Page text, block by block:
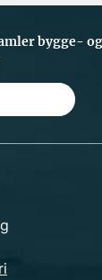
bygge-